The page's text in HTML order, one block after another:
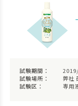
試験期間：
試験場所：
弊社
試験区：
専用